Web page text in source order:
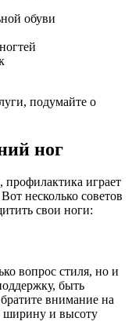
обуви
подумайте о
ног
играет
несколько советов
свои ноги:
вопрос стиля, но и
быть
внимание на
ширину и высоту